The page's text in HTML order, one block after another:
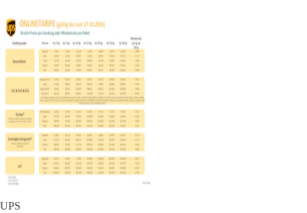
UPS